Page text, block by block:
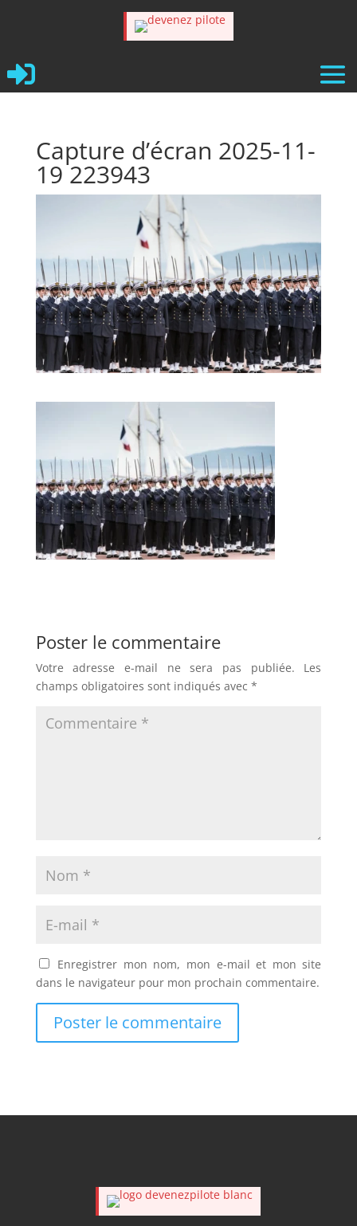

Capture d’écran 2025-11-
19 223943
Poster le commentaire
Votre adresse e-mail ne sera pas publiée.
Les
champs obligatoires sont indiqués avec *
Enregistrer mon nom, mon e-mail et mon site
dans le navigateur pour mon prochain commentaire.